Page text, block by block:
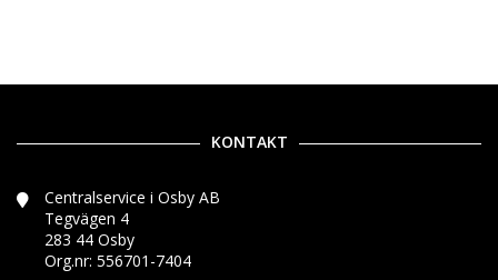
KONTAKT
Centralservice i Osby AB
Tegvägen 4
283 44 Osby
Org.nr: 556701-7404